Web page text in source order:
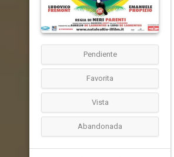
Pendiente
Favorita
Vista
Abandonada